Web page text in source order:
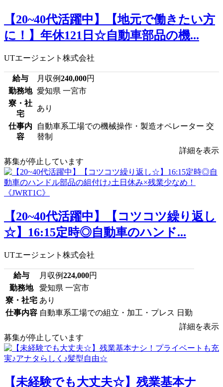
【20~40代活躍中】【地元で働きたい方
に！】年休121日☆自動車部品の機...
UTエージェント株式会社
給与 月収例240,000円
勤務地 愛知県 一宮市
寮・社
宅
あり
仕事内
容
自動車系工場での機械操作・製造オペレーター 交
替制
詳細を表示
募集が停止しています
【20~40代活躍中】【コツコツ繰り返し
☆】16:15定時◎自動車のハンド...
UTエージェント株式会社
給与 月収例224,000円
勤務地
愛知県 一宮市
寮・社宅 あり
仕事内容 自動車系工場での組立・加工・プレス 日勤
詳細を表示
募集が停止しています
【未経験でも大丈夫☆】残業基本ナ